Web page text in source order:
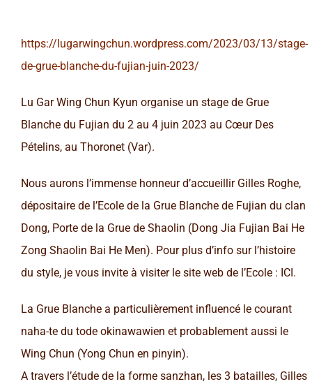
https://lugarwingchun.wordpress.com/2023/03/13/stage-
de-grue-blanche-du-fujian-juin-2023/
Lu Gar Wing Chun Kyun organise un stage de Grue
Blanche du Fujian du 2 au 4 juin 2023 au Cœur Des
Pételins, au Thoronet (Var).
Nous aurons l’immense honneur d’accueillir Gilles Roghe,
dépositaire de l’Ecole de la Grue Blanche de Fujian du clan
Dong, Porte de la Grue de Shaolin (Dong Jia Fujian Bai He
Zong Shaolin Bai He Men). Pour plus d’info sur l’histoire
du style, je vous invite à visiter le site web de l’Ecole : ICI.
La Grue Blanche a particulièrement influencé le courant
naha-te du tode okinawawien et probablement aussi le
Wing Chun (Yong Chun en pinyin).
A travers l’étude de la forme sanzhan, les 3 batailles, Gilles